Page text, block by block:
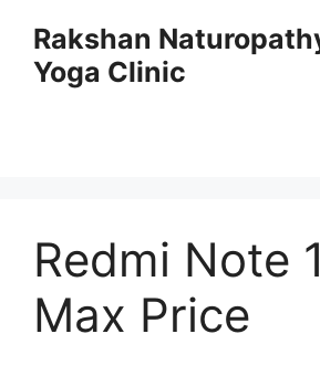
content
Rakshan
Yoga Clinic
Redmi Note
Max Price